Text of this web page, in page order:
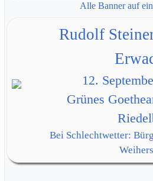
Alle Banner auf
Rudolf
12.
Grünes
Bei Schlechtwetter: